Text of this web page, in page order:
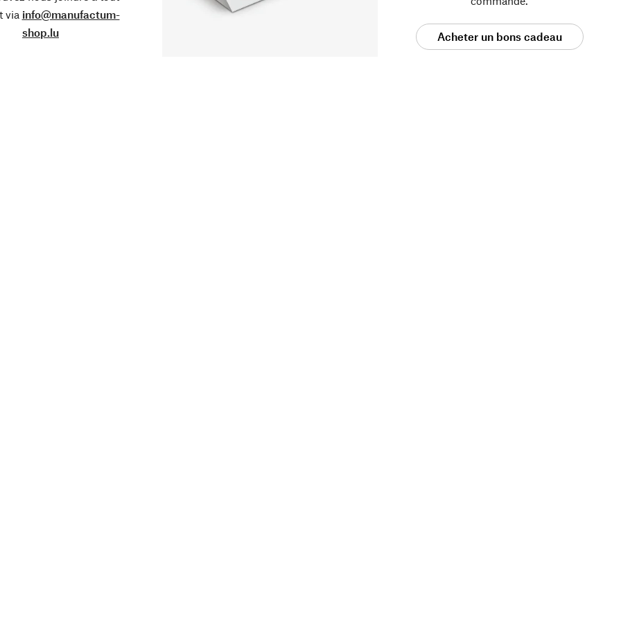
via info@manufactum-
shop.lu
Acheter un bons cadeau